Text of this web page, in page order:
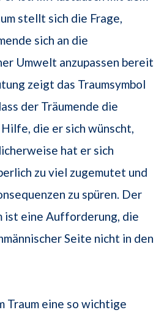
stellt sich die Frage,
sich an die
Umwelt anzupassen bereit
zeigt das Traumsymbol
der Träumende die
Hilfe, die er sich wünscht,
hat er sich
zu viel zugemutet und
zu spüren. Der
ist eine Aufforderung, die
Seite nicht in den
Traum eine so wichtige